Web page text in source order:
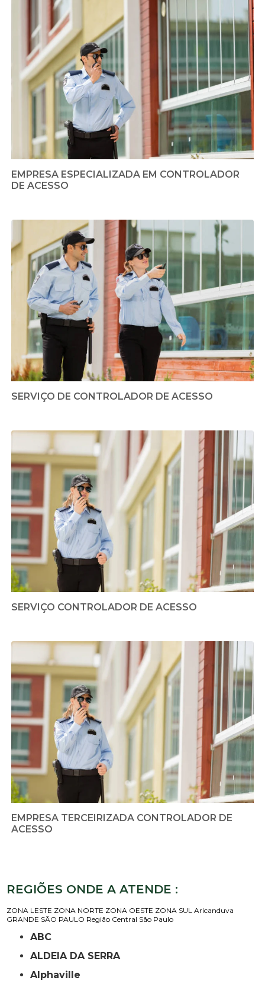
EMPRESA ESPECIALIZADA EM CONTROLADOR
DE ACESSO
SERVIÇO DE CONTROLADOR DE ACESSO
SERVIÇO CONTROLADOR DE ACESSO
EMPRESA TERCEIRIZADA CONTROLADOR DE
ACESSO
REGIÕES ONDE A ATENDE :
ZONA LESTE ZONA NORTE ZONA OESTE ZONA SUL Aricanduva
GRANDE SÃO PAULO Região Central São Paulo
ABC
ALDEIA DA SERRA
Alphaville